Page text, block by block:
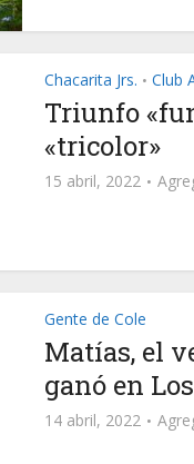
Chacarita Jrs. • Club
Triunfo
«tricolor»
15 abril, 2022
Gente de Cole
Matías, el
ganó en
14 abril, 2022